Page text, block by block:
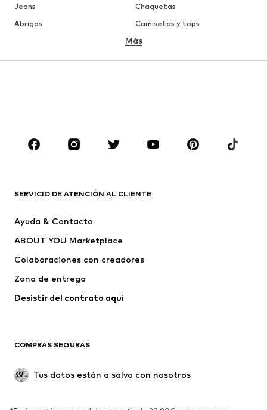
Jeans
Chaquetas
Abrigos
Camisetas y tops
Ropa interior
Faldas
Blusas y camisas
Zapatos
Deporte
Vestidos
Camisetas y tops
Chaquetas
Jerséis y punto
Ropa interior
Abrigos
Tallas grandes
Reciclado
Más
SERVICIO DE ATENCIÓN AL CLIENTE
Ayuda & Contacto
ABOUT YOU Marketplace
Colaboraciones con creadores
Zona de entrega
Desistir del contrato aquí
COMPRAS SEGURAS
Tus datos están a salvo con nosotros